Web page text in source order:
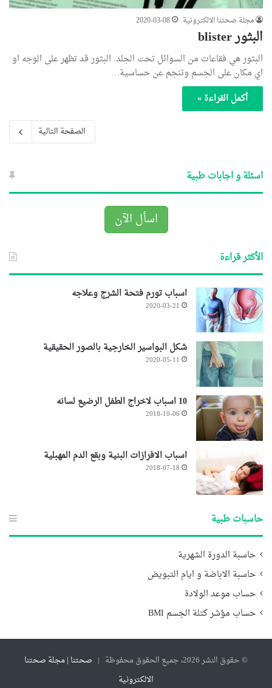
مجلة صحتنا الالكترونية 2020-03-08
البثور blister
البثور هي فقاعات من السوائل تحت الجلد. البثور قد تظهر على الوجه او
اي مكان على الجسم وتنجم عن حساسية…
أكمل القراءة »
الصفحة التالية
اسئلة و اجابات طبية
اسأل الآن
الأكثر قراءة
اسباب تورم فتحة الشرج وعلاجه
2020-03-21
شكل البواسير الخارجية بالصور الحقيقية
2020-05-11
10 اسباب لاخراج الطفل الرضيع لسانه
2018-10-06
اسباب الافرازات البنية وبقع الدم المهبلية
2018-07-18
حاسبات طبية
حاسبة الدورة الشهرية
حاسبة الاباضة و ايام التبويض
حساب موعد الولادة
حساب مؤشر كتلة الجسم BMI
© حقوق النشر 2026، جميع الحقوق محفوظة |
صحتنا | مجلة صحتنا
الالكترونية